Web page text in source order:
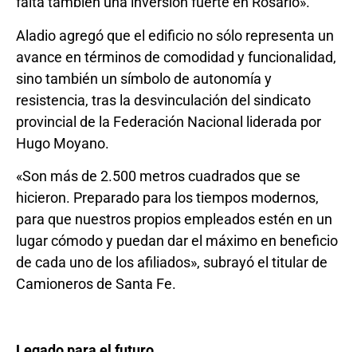
Aladio agregó que el edificio no sólo representa un
avance en términos de comodidad y funcionalidad,
sino también un símbolo de autonomía y
resistencia, tras la desvinculación del sindicato
provincial de la Federación Nacional liderada por
Hugo Moyano.
«Son más de 2.500 metros cuadrados que se
hicieron. Preparado para los tiempos modernos,
para que nuestros propios empleados estén en un
lugar cómodo y puedan dar el máximo en beneficio
de cada uno de los afiliados», subrayó el titular de
Camioneros de Santa Fe.